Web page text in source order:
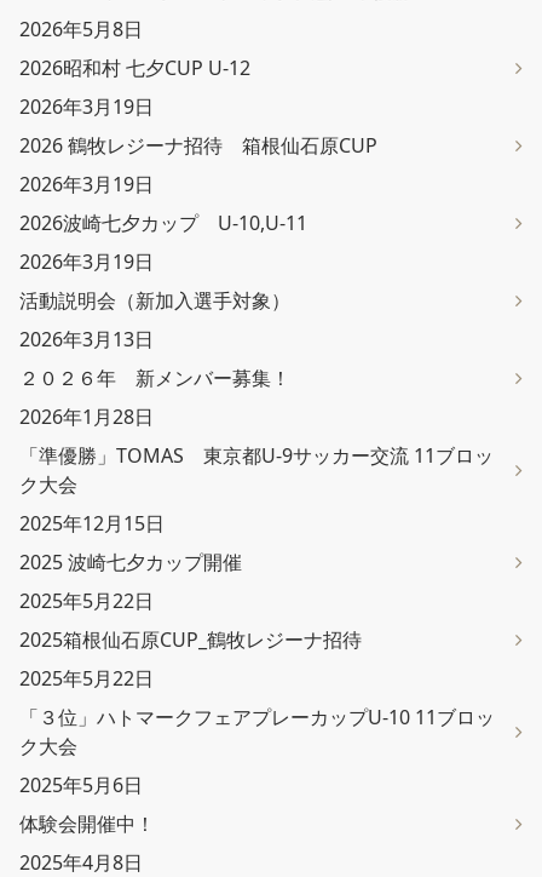
2026年5月8日
2026昭和村 七夕CUP U-12
2026年3月19日
2026 鶴牧レジーナ招待 箱根仙石原CUP
2026年3月19日
2026波崎七夕カップ U-10,U-11
2026年3月19日
活動説明会（新加入選手対象）
2026年3月13日
２０２６年 新メンバー募集！
2026年1月28日
「準優勝」TOMAS 東京都U-9サッカー交流 11ブロッ
ク大会
2025年12月15日
2025 波崎七夕カップ開催
2025年5月22日
2025箱根仙石原CUP_鶴牧レジーナ招待
2025年5月22日
「３位」ハトマークフェアプレーカップU-10 11ブロッ
ク大会
2025年5月6日
体験会開催中！
2025年4月8日